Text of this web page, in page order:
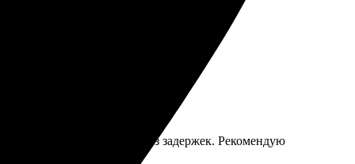
Всё сделали вовремя и без задержек. Рекомендую